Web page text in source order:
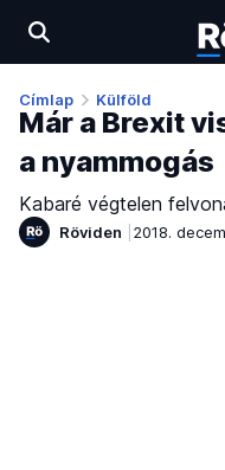
Címlap Külföld
Már a Brexit
a nyammogás
Kabaré végtelen
Röviden 2018.